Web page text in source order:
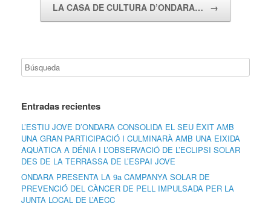
LA CASA DE CULTURA D’ONDARA… →
Entradas recientes
L’ESTIU JOVE D’ONDARA CONSOLIDA EL SEU ÈXIT AMB
UNA GRAN PARTICIPACIÓ I CULMINARÀ AMB UNA EIXIDA
AQUÀTICA A DÉNIA I L’OBSERVACIÓ DE L’ECLIPSI SOLAR
DES DE LA TERRASSA DE L’ESPAI JOVE
ONDARA PRESENTA LA 9a CAMPANYA SOLAR DE
PREVENCIÓ DEL CÀNCER DE PELL IMPULSADA PER LA
JUNTA LOCAL DE L’AECC